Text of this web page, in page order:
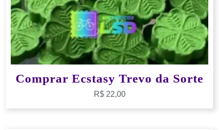
Comprar Ecstasy Trevo da Sorte
R$22,00